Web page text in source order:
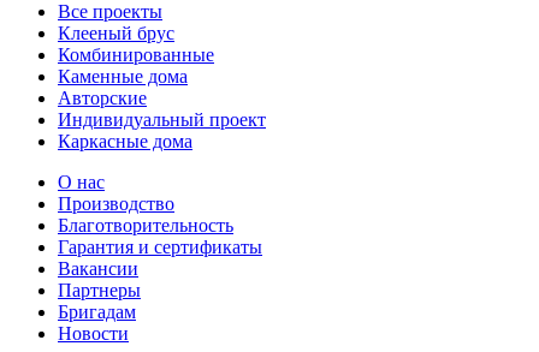
Все проекты
Клееный брус
Комбинированные
Каменные дома
Авторские
Индивидуальный проект
Каркасные дома
О нас
Производство
Благотворительность
Гарантия и сертификаты
Вакансии
Партнеры
Бригадам
Новости